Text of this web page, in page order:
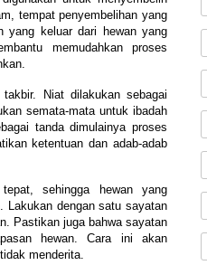
tempat penyembelihan yang
yang keluar dari hewan yang
memudahkan proses
Niat dilakukan sebagai
semata-mata untuk ibadah
tanda dimulainya proses
ketentuan dan adab-adab
sehingga hewan yang
Lakukan dengan satu sayatan
Pastikan juga bahwa sayatan
hewan. Cara ini akan
menderita.